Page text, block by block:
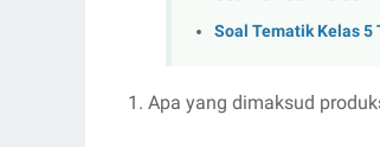
Soal Tematik Kelas 5
1. Apa yang dimaksud